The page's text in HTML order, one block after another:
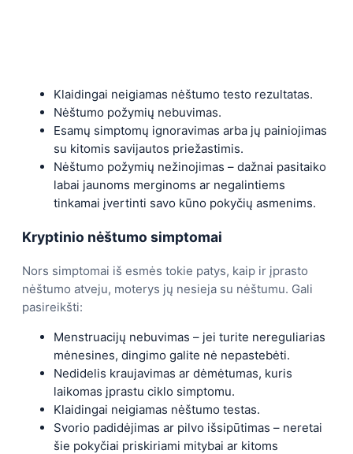
Klaidingai neigiamas nėštumo testo rezultatas.
Nėštumo požymių nebuvimas.
Esamų simptomų ignoravimas arba jų painiojimas
su kitomis savijautos priežastimis.
Nėštumo požymių nežinojimas – dažnai pasitaiko
labai jaunoms merginoms ar negalintiems
tinkamai įvertinti savo kūno pokyčių asmenims.
Kryptinio nėštumo simptomai
Nors simptomai iš esmės tokie patys, kaip ir įprasto
nėštumo atveju, moterys jų nesieja su nėštumu. Gali
pasireikšti:
Menstruacijų nebuvimas – jei turite nereguliarias
mėnesines, dingimo galite nė nepastebėti.
Nedidelis kraujavimas ar dėmėtumas, kuris
laikomas įprastu ciklo simptomu.
Klaidingai neigiamas nėštumo testas.
Svorio padidėjimas ar pilvo išsipūtimas – neretai
šie pokyčiai priskiriami mitybai ar kitoms